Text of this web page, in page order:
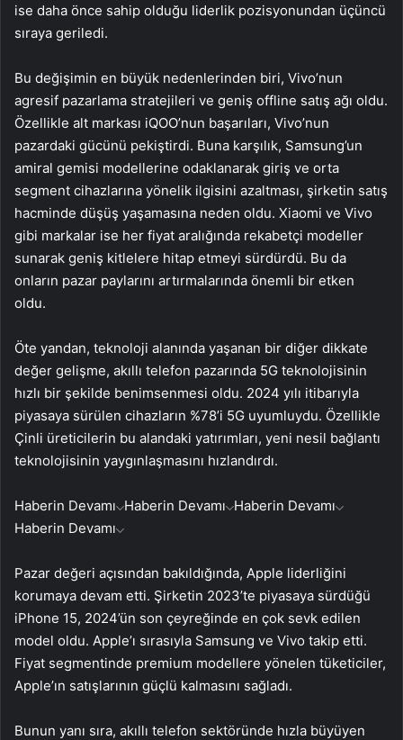
ise daha önce sahip olduğu liderlik pozisyonundan üçüncü
sıraya geriledi.
Bu değişimin en büyük nedenlerinden biri, Vivo’nun
agresif pazarlama stratejileri ve geniş offline satış ağı oldu.
Özellikle alt markası iQOO’nun başarıları, Vivo’nun
pazardaki gücünü pekiştirdi. Buna karşılık, Samsung’un
amiral gemisi modellerine odaklanarak giriş ve orta
segment cihazlarına yönelik ilgisini azaltması, şirketin satış
hacminde düşüş yaşamasına neden oldu. Xiaomi ve Vivo
gibi markalar ise her fiyat aralığında rekabetçi modeller
sunarak geniş kitlelere hitap etmeyi sürdürdü. Bu da
onların pazar paylarını artırmalarında önemli bir etken
oldu.
Öte yandan, teknoloji alanında yaşanan bir diğer dikkate
değer gelişme, akıllı telefon pazarında 5G teknolojisinin
hızlı bir şekilde benimsenmesi oldu. 2024 yılı itibarıyla
piyasaya sürülen cihazların %78’i 5G uyumluydu. Özellikle
Çinli üreticilerin bu alandaki yatırımları, yeni nesil bağlantı
teknolojisinin yaygınlaşmasını hızlandırdı.
Haberin Devamı Haberin Devamı Haberin Devamı
Haberin Devamı
Pazar değeri açısından bakıldığında, Apple liderliğini
korumaya devam etti. Şirketin 2023’te piyasaya sürdüğü
iPhone 15, 2024’ün son çeyreğinde en çok sevk edilen
model oldu. Apple’ı sırasıyla Samsung ve Vivo takip etti.
Fiyat segmentinde premium modellere yönelen tüketiciler,
Apple’ın satışlarının güçlü kalmasını sağladı.
Bunun yanı sıra, akıllı telefon sektöründe hızla büyüyen